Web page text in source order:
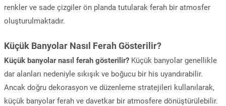
renkler ve sade çizgiler ön planda tutularak ferah bir atmosfer
oluşturulmaktadır.
Küçük Banyolar Nasıl Ferah Gösterilir?
Küçük banyolar nasıl ferah gösterilir? Küçük banyolar genellikle
dar alanları nedeniyle sıkışık ve boğucu bir his uyandırabilir.
Ancak doğru dekorasyon ve düzenleme stratejileri kullanılarak,
küçük banyolar ferah ve davetkar bir atmosfere dönüştürülebilir.